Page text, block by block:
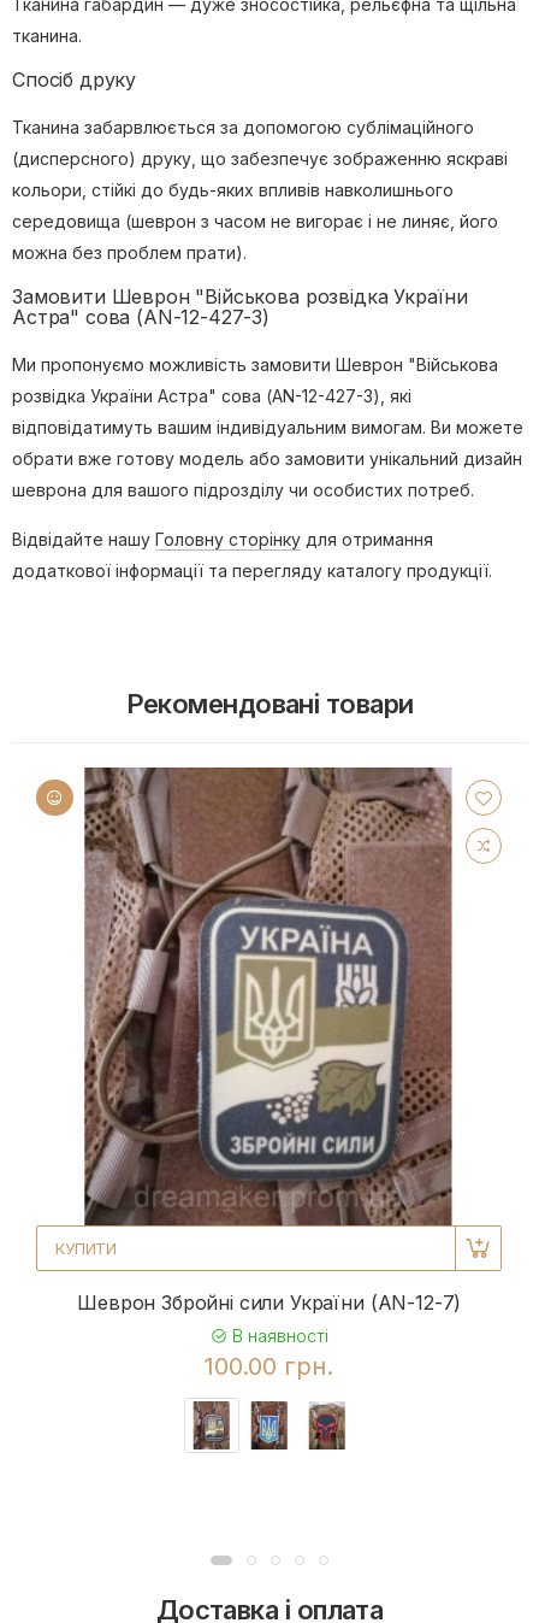
Тканина габардин — дуже зносостійка, рельєфна та щільна
тканина.
Спосіб друку
Тканина забарвлюється за допомогою сублімаційного
(дисперсного) друку, що забезпечує зображенню яскраві
кольори, стійкі до будь-яких впливів навколишнього
середовища (шеврон з часом не вигорає і не линяє, його
можна без проблем прати).
Замовити Шеврон "Військова розвідка України
Астра" сова (AN-12-427-3)
Ми пропонуємо можливість замовити Шеврон "Військова
розвідка України Астра" сова (AN-12-427-3), які
відповідатимуть вашим індивідуальним вимогам. Ви можете
обрати вже готову модель або замовити унікальний дизайн
шеврона для вашого підрозділу чи особистих потреб.
Відвідайте нашу Головну сторінку для отримання
додаткової інформації та перегляду каталогу продукції.
Рекомендовані товари
КУПИТИ
Шеврон Збройні сили України (AN-12-7)
В наявності
100.00 грн.
Доставка і оплата